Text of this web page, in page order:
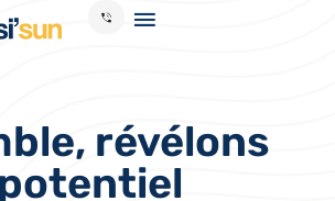
révélons